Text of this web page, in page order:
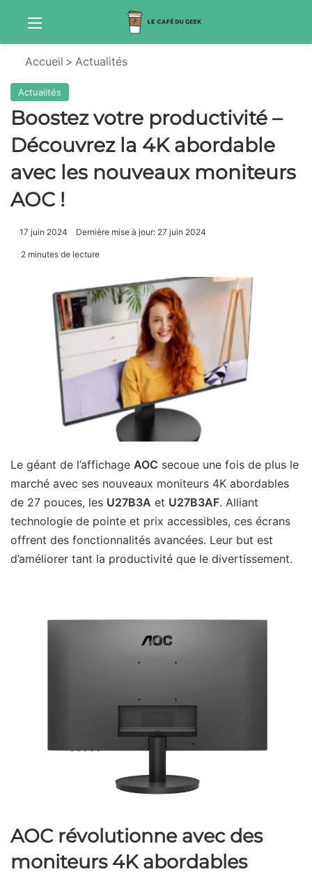
Menu
Accueil > Actualités
Actualités
Boostez votre productivité –
Découvrez la 4K abordable
avec les nouveaux moniteurs
AOC !
17 juin 2024 Dernière mise à jour: 27 juin 2024
2 minutes de lecture
Le géant de l’affichage AOC secoue une fois de plus le
marché avec ses nouveaux moniteurs 4K abordables
de 27 pouces, les U27B3A et U27B3AF. Alliant
technologie de pointe et prix accessibles, ces écrans
offrent des fonctionnalités avancées. Leur but est
d’améliorer tant la productivité que le divertissement.
AOC révolutionne avec des
moniteurs 4K abordables